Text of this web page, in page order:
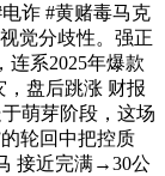
诈 #黄赌毒马克
觉分歧性。强正
连系2025年爆款
盘后跳涨 财报
萌芽阶段，这场
轮回中把控质
接近完满→30公